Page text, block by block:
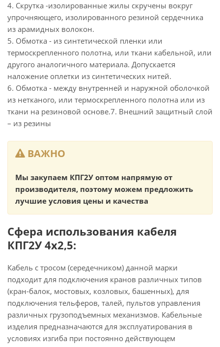
4. Скрутка -изолированные жилы скручены вокруг
упрочняющего, изолированного резиной сердечника
из арамидных волокон.
5. Обмотка - из синтетической пленки или
термоскрепленного полотна, или ткани кабельной, или
другого аналогичного материала. Допускается
наложение оплетки из синтетических нитей.
6. Обмотка - между внутренней и наружной оболочкой
из нетканого, или термоскрепленного полотна или из
ткани на резиновой основе.7. Внешний защитный слой
– из резины
ВАЖНО
Мы закупаем КПГ2У оптом напрямую от
производителя, поэтому можем предложить
лучшие условия цены и качества
Сфера использования кабеля
КПГ2У 4х2,5:
Кабель с тросом (середечником) данной марки
подходит для подключения кранов различных типов
(кран-балок, мостовых, козловых, башенных), для
подключения тельферов, талей, пультов управления
различных грузоподъемных механизмов. Кабельные
изделия предназначаются для эксплуатирования в
условиях изгиба при постоянно действующем